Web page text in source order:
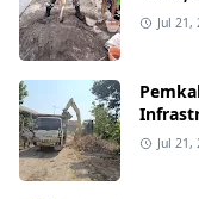
Jul 21,
ke-35
Jul 21,